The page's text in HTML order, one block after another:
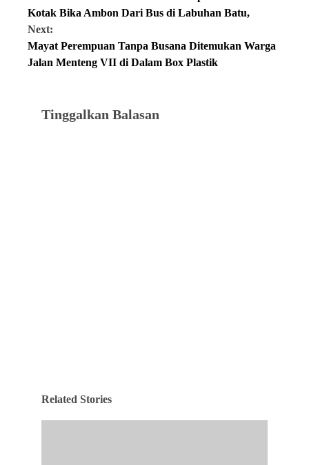
Kotak Bika Ambon Dari Bus di Labuhan Batu,
Next:
Mayat Perempuan Tanpa Busana Ditemukan Warga
Jalan Menteng VII di Dalam Box Plastik
Tinggalkan Balasan
Related Stories